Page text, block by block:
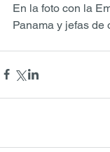
En la foto con la
Panama y jefas de